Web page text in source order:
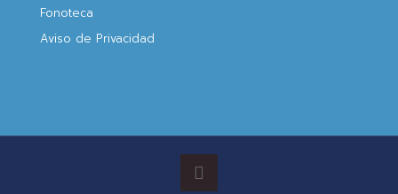
Fonoteca
Aviso de Privacidad